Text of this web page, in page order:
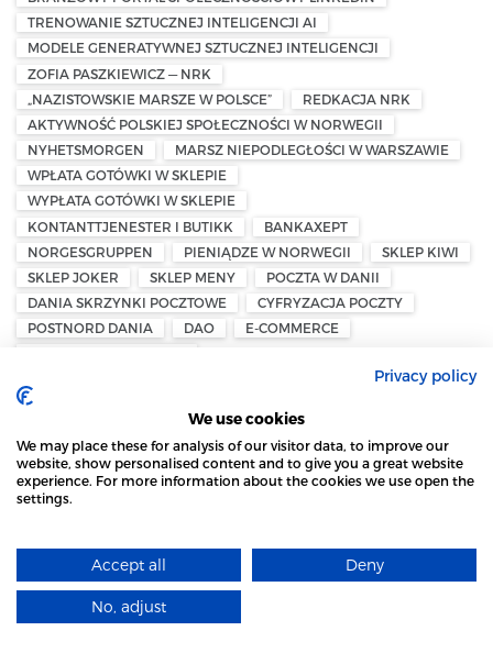
TRENOWANIE SZTUCZNEJ INTELIGENCJI AI
MODELE GENERATYWNEJ SZTUCZNEJ INTELIGENCJI
ZOFIA PASZKIEWICZ — NRK
„NAZISTOWSKIE MARSZE W POLSCE”
REDKACJA NRK
AKTYWNOŚĆ POLSKIEJ SPOŁECZNOŚCI W NORWEGII
NYHETSMORGEN
MARSZ NIEPODLEGŁOŚCI W WARSZAWIE
WPŁATA GOTÓWKI W SKLEPIE
WYPŁATA GOTÓWKI W SKLEPIE
KONTANTTJENESTER I BUTIKK
BANKAXEPT
NORGESGRUPPEN
PIENIĄDZE W NORWEGII
SKLEP KIWI
SKLEP JOKER
SKLEP MENY
POCZTA W DANII
DANIA SKRZYNKI POCZTOWE
CYFRYZACJA POCZTY
POSTNORD DANIA
DAO
E-COMMERCE
FORMUESSKATT — PODATEK OD MAJĄTKU
NORWESKI SYSTEM PODATKOWY
UCIECZKA KAPITAŁU
NORWEGIA — PODATEK MAJĄTKOWY
ØYSTEIN STRAY SPETALEN
PRZEPISY PRAWNE
CŁA UE — NORWEGIA
EKSPORT Z NORWEGII
NORWEGIA — EFTA
PRZEMYSŁ I HANDEL
STRONA LOCAL MARKET WYKORZYSTUJE PLIKI
DOWIEDZ SIĘ WIĘCEJ
Privacy policy
We use cookies
We may place these for analysis of our visitor data, to improve our
website, show personalised content and to give you a great website
experience. For more information about the cookies we use open the
settings.
Accept all Deny
No, adjust